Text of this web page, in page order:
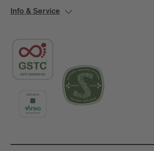
Info & Service